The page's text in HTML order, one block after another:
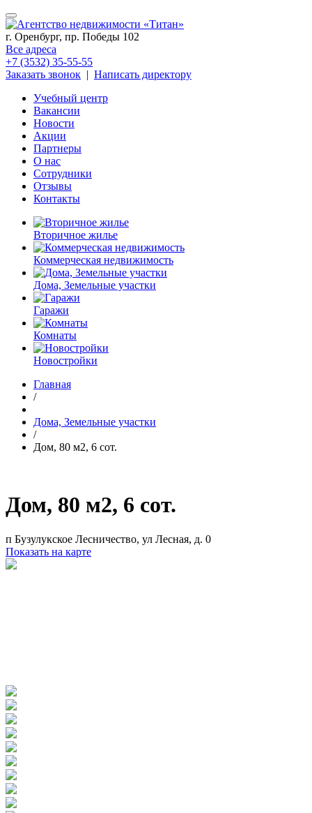
г. Оренбург, пр. Победы 102
Все адреса
+7 (3532) 35-55-55
Заказать звонок | Написать директору
Учебный центр
Вакансии
Новости
Акции
Партнеры
О нас
Сотрудники
Отзывы
Контакты
Вторичное жилье
Коммерческая недвижимость
Дома, Земельные участки
Гаражи
Комнаты
Новостройки
Главная
/
Дома, Земельные участки
/
Дом, 80 м2, 6 сот.
Дом, 80 м2, 6 сот.
п Бузулукское Лесничество, ул Лесная, д. 0
Показать на карте